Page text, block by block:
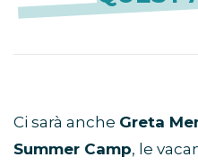
Ci sarà anche Greta
Summer Camp, le